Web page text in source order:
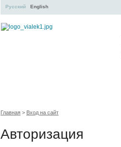
Русский English
Главная > Вход на сайт
Авторизация